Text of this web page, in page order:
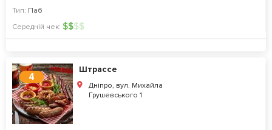
Тип: Паб
Середній чек: $$$$
4
Штрассе
Дніпро, вул. Михайла
Грушевського 1